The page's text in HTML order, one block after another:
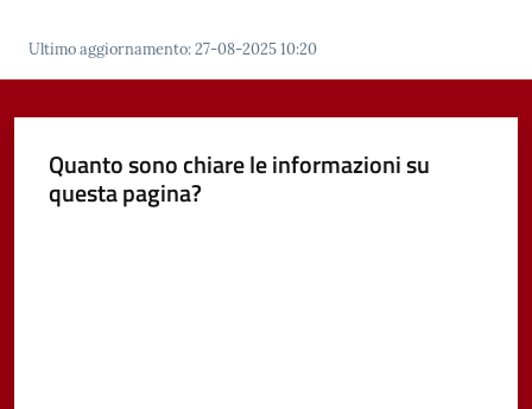
Ultimo aggiornamento:27-08-2025 10:20
Quanto sono chiare le informazioni su
questa pagina?